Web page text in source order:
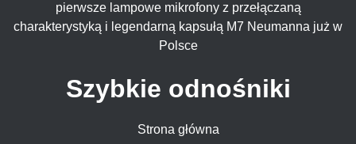
pierwsze lampowe mikrofony z przełączaną
charakterystyką i legendarną kapsułą M7 Neumanna już w
Polsce
Szybkie odnośniki
Strona główna